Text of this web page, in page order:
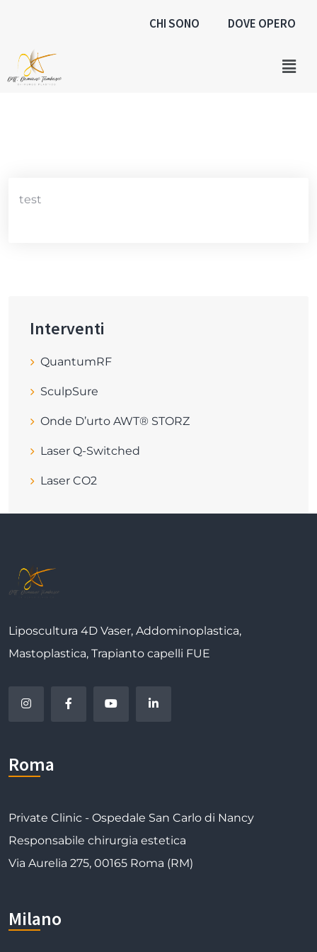
CHI SONO DOVE OPERO
test
Interventi
QuantumRF
SculpSure
Onde D’urto AWT® STORZ
Laser Q-Switched
Laser CO2
Liposcultura 4D Vaser, Addominoplastica,
Mastoplastica, Trapianto capelli FUE
Roma
Private Clinic - Ospedale San Carlo di Nancy
Responsabile chirurgia estetica
Via Aurelia 275, 00165 Roma (RM)
Milano